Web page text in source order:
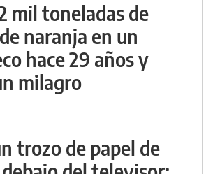
mil toneladas de
naranja en un
hace 29 años y
milagro
trozo de papel de